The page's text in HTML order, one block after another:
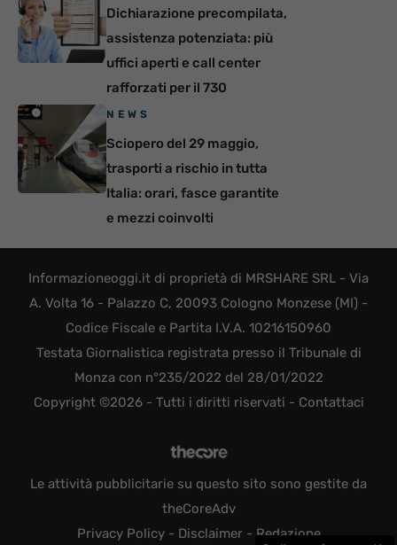
Dichiarazione precompilata,
assistenza potenziata: più
uffici aperti e call center
rafforzati per il 730
NEWS
Sciopero del 29 maggio,
trasporti a rischio in tutta
Italia: orari, fasce garantite
e mezzi coinvolti
Informazioneoggi.it di proprietà di MRSHARE SRL - Via
A. Volta 16 - Palazzo C, 20093 Cologno Monzese (MI) -
Codice Fiscale e Partita I.V.A. 10216150960
Testata Giornalistica registrata presso il Tribunale di
Monza con n°235/2022 del 28/01/2022
Copyright ©2026 - Tutti i diritti riservati - Contattaci
Le attività pubblicitarie su questo sito sono gestite da
theCoreAdv
Privacy Policy- Disclaimer- Redazione